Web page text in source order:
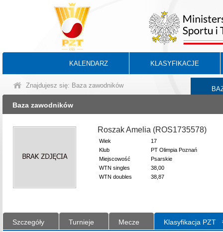
KALENDARZ KLASYFIKACJE
Znajdujesz się: Baza zawodników
Baza zawodników
Roszak Amelia (ROS1735578)
Wiek
17
Klub
PT Olimpia Poznań
Miejscowość
Psarskie
WTN singles
38,00
WTN doubles
38,87
Szczegóły Turnieje Mecze Klasyfikacja PZT